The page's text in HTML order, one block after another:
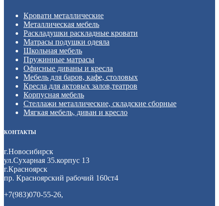
Кровати металлические
Металлическая мебель
Раскладушки раскладные кровати
Матрасы подушки одеяла
Школьная мебель
Пружинные матрасы
Офисные диваны и кресла
Мебель для баров, кафе, столовых
Кресла для актовых залов,театров
Корпусная мебель
Стеллажи металлические, складские сборные
Мягкая мебель, диван и кресло
КОНТАКТЫ
г.Новосибирск
ул.Сухарная 35.корпус 13
г.Красноярск
пр. Красноярский рабочий 160ст4
+7(983)070-55-26,